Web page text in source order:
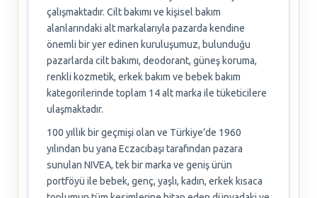
çalışmaktadır. Cilt bakımı ve kişisel bakım
alanlarındaki alt markalarıyla pazarda kendine
önemli bir yer edinen kuruluşumuz, bulunduğu
pazarlarda cilt bakımı, deodorant, güneş koruma,
renkli kozmetik, erkek bakım ve bebek bakım
kategorilerinde toplam 14 alt marka ile tüketicilere
ulaşmaktadır.
100 yıllık bir geçmişi olan ve Türkiye’de 1960
yılından bu yana Eczacıbaşı tarafından pazara
sunulan NIVEA, tek bir marka ve geniş ürün
portföyü ile bebek, genç, yaşlı, kadın, erkek kısaca